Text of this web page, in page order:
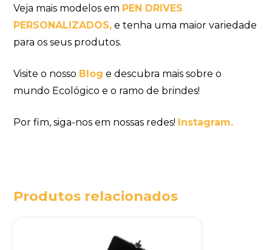
Veja mais modelos em PEN DRIVES
PERSONALIZADOS, e tenha uma maior variedade
para os seus produtos.
Visite o nosso Blog e descubra mais sobre o
mundo Ecológico e o ramo de brindes!
Por fim, siga-nos em nossas redes! Instagram.
Produtos relacionados